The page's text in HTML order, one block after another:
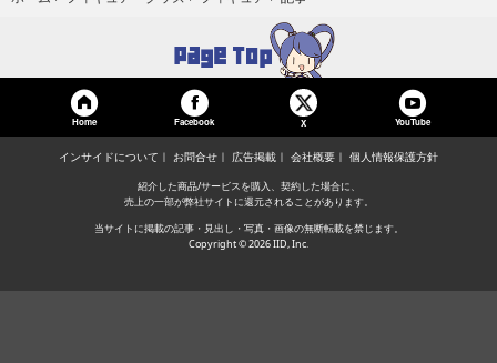
Home Facebook X YouTube
インサイドについて お問合せ 広告掲載 会社概要 個人情報保護方針
紹介した商品/サービスを購入、契約した場合に、
売上の一部が弊社サイトに還元されることがあります。
当サイトに掲載の記事・見出し・写真・画像の無断転載を禁じます。
Copyright © 2026 IID, Inc.